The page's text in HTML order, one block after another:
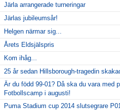
Järla arrangerade turneringar
Järlas jubileumsår!
Helgen närmar sig...
Årets Eldsjälspris
Kom ihåg...
25 år sedan Hillsborough-tragedin
Är du född 99-01? Då ska du vara med
Fotbollscamp i augusti!
Puma Stadium cup 2014 slutsegrare P01